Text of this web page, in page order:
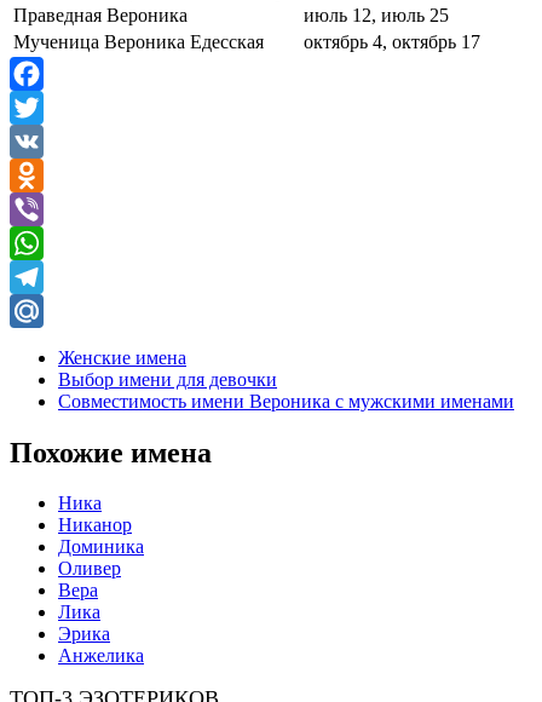
Праведная Вероника
июль 12, июль 25
Мученица Вероника Едесская
октябрь 4, октябрь 17
Facebook
Twitter
VK
Odnoklassniki
Viber
WhatsApp
Telegram
Женские имена
Выбор имени для девочки
Совместимость имени Вероника с мужскими именами
Похожие имена
Ника
Никанор
Доминика
Оливер
Вера
Лика
Эрика
Анжелика